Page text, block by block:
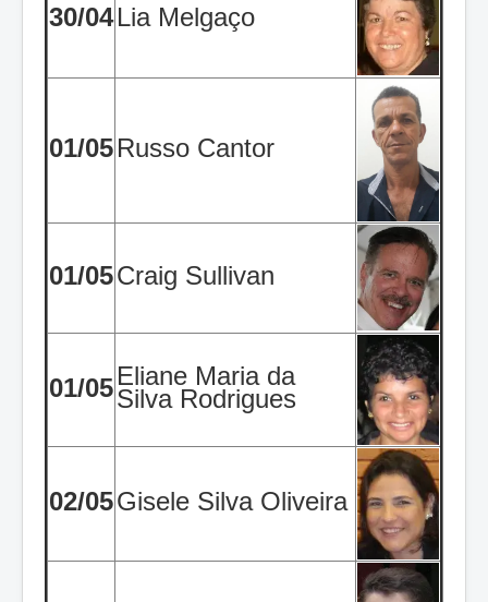
30/04Lia Melgaço
01/05Russo Cantor
01/05Craig Sullivan
01/05Eliane Maria da
Silva Rodrigues
02/05Gisele Silva Oliveira